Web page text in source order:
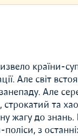
країни-
Але світ
Але
та
жагу до знань.
з